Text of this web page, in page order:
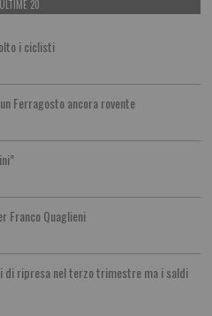
20
i ciclisti
Ferragosto ancora rovente
Franco Quaglieni
di ripresa nel terzo trimestre ma i saldi